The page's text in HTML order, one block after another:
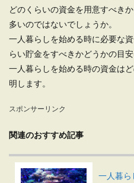
どのくらいの資金を用意すべき
多いのではないでしょうか。
一人暮らしを始める時に必要な
らい貯金をすべきかどうかの目
一人暮らしを始める時の資金は
明します。
スポンサーリンク
関連のおすすめ記事
一人暮ら